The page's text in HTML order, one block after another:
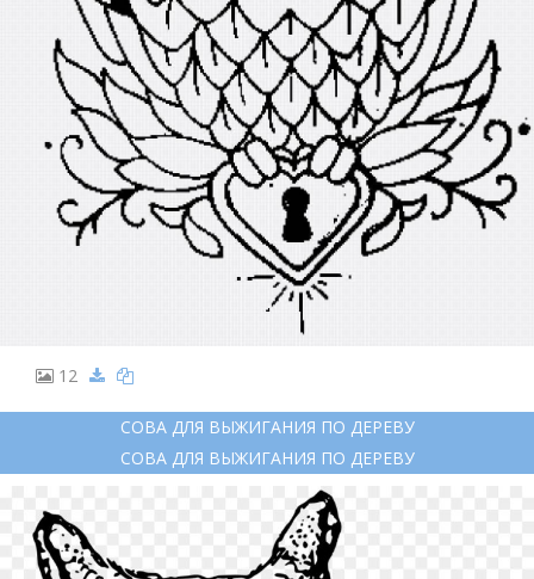
12
СОВА ДЛЯ ВЫЖИГАНИЯ ПО ДЕРЕВУ
СОВА ДЛЯ ВЫЖИГАНИЯ ПО ДЕРЕВУ